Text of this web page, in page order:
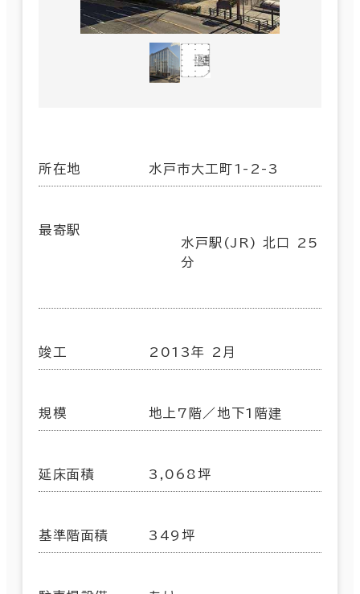
所在地 水戸市大工町1-2-3
最寄駅
水戸駅(JR) 北口 25
分
竣工 2013年 2月
規模 地上7階／地下1階建
延床面積 3,068坪
基準階面積 349坪